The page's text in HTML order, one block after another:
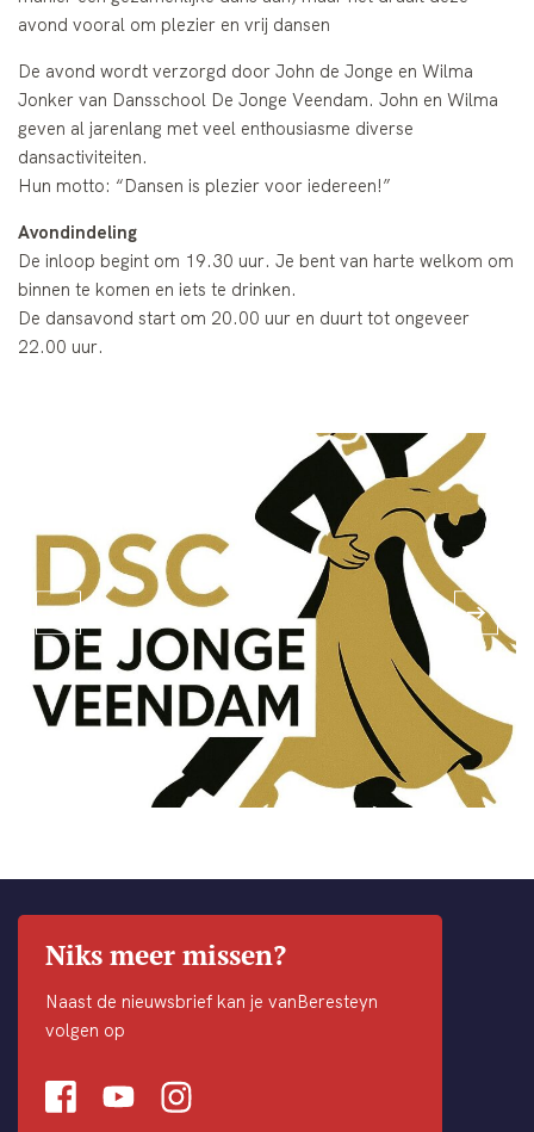
avond vooral om plezier en vrij dansen
De avond wordt verzorgd door John de Jonge en Wilma
Jonker van Dansschool De Jonge Veendam. John en Wilma
geven al jarenlang met veel enthousiasme diverse
dansactiviteiten.
Hun motto: “Dansen is plezier voor iedereen!”
Avondindeling
De inloop begint om 19.30 uur. Je bent van harte welkom om
binnen te komen en iets te drinken.
De dansavond start om 20.00 uur en duurt tot ongeveer
22.00 uur.
Niks meer missen?
Naast de nieuwsbrief kan je vanBeresteyn
volgen op
FacebookYoutubeInstagram